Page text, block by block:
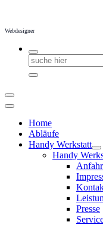
Webdesigner
Suchen
nach:
Home
Abläufe
Handy Werkstatt
Handy
Presse